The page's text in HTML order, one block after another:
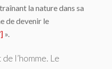
la nature dans sa
de devenir le
».
l’homme. Le